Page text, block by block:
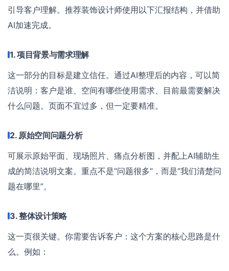
引导客户理解。推荐装饰设计师使用以下汇报结构，并借助
AI加速完成。
1. 项目背景与需求理解
这一部分的目标是建立信任。通过AI整理后的内容，可以简
洁说明：客户是谁、空间有哪些使用需求、目前最需要解决
什么问题。页面不宜过多，但一定要精准。
2. 原始空间问题分析
可展示原始平面、现场照片、痛点分析图，并配上AI辅助生
成的简洁说明文案。重点不是“问题很多”，而是“我们清楚问
题在哪里”。
3. 整体设计策略
这一页很关键。你需要告诉客户：这个方案的核心思路是什
么。例如：